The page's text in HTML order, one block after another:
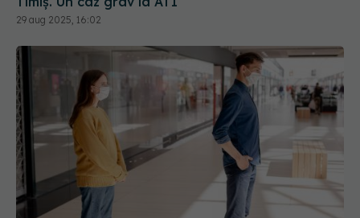
29 aug 2025, 16:02